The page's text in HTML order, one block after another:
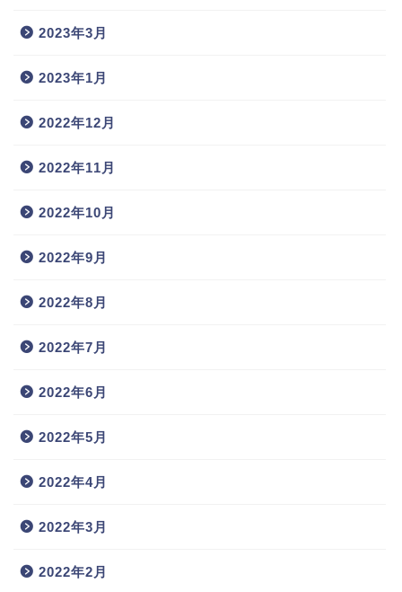
2023年3月
2023年1月
2022年12月
2022年11月
2022年10月
2022年9月
2022年8月
2022年7月
2022年6月
2022年5月
2022年4月
2022年3月
2022年2月